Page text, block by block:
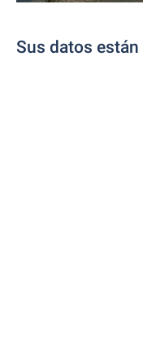
Sus datos